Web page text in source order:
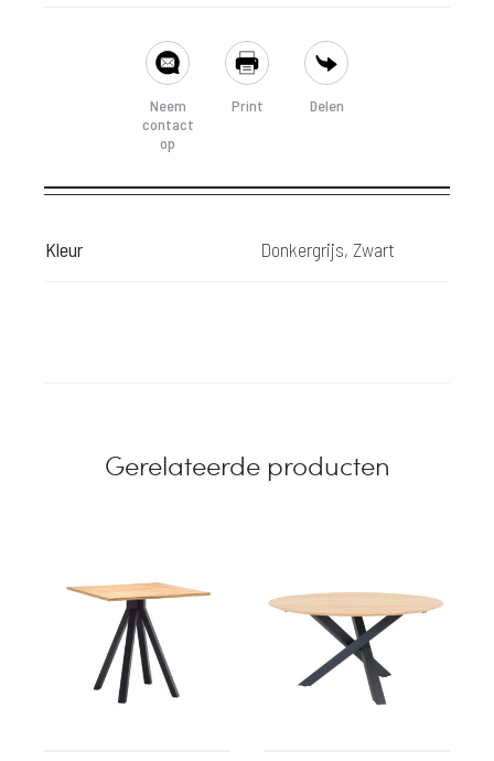
Neem
contact
op
Print Delen
Kleur Donkergrijs, Zwart
Gerelateerde producten